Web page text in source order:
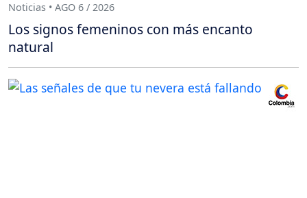
Noticias • AGO 6 / 2026
Los signos femeninos con más encanto
natural